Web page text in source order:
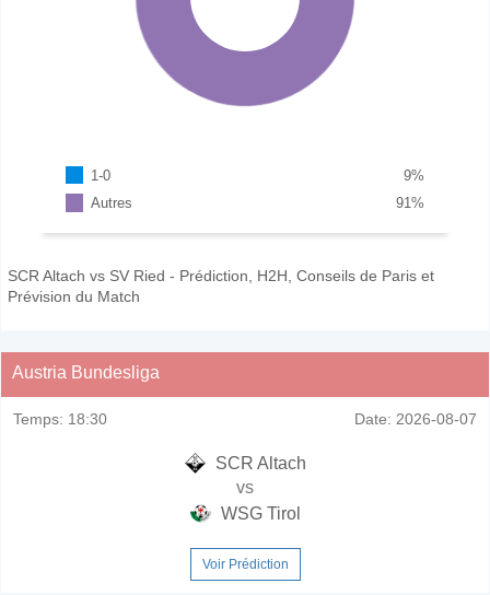
1-0 %
9
Autres
%
91
SCR Altach vs SV Ried - Prédiction, H2H, Conseils de Paris et
Prévision du Match
Austria Bundesliga
Temps: 18:30 Date: 2026-08-07
SCR Altach
vs
WSG Tirol
Voir Prédiction